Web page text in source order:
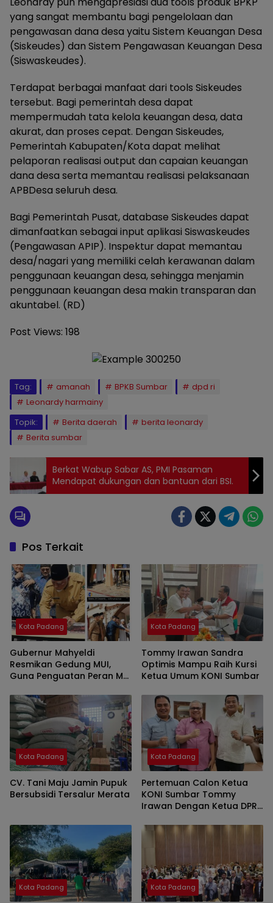
yang sangat membantu bagi pengelolaan dan
pengawasan dana desa yaitu Sistem Keuangan Desa
(Siskeudes) dan Sistem Pengawasan Keuangan Desa
(Siswaskeudes).
Terdapat berbagai manfaat dari tools Siskeudes
tersebut. Bagi pemerintah desa dapat
mempermudah tata kelola keuangan desa, data
akurat, dan proses cepat. Dengan Siskeudes,
Pemerintah Kabupaten/Kota dapat melihat
pelaporan realisasi output dan capaian keuangan
dana desa serta memantau realisasi pelaksanaan
APBDesa seluruh desa.
Bagi Pemerintah Pusat, database Siskeudes dapat
dimanfaatkan sebagai input aplikasi Siswaskeudes
(Pengawasan APIP). Inspektur dapat memantau
desa/nagari yang memiliki celah kerawanan dalam
penggunaan keuangan desa, sehingga menjamin
penggunaan keuangan desa makin transparan dan
akuntabel. (RD)
Post Views: 198
Tag: amanah BPKB Sumbar
dpd ri
Leonardy harmainy
Topik:
Berita daerah
berita leonardy
Berita sumbar
Berkat Wabup Sabar AS, PMI Pasaman
Mendapat dukungan dan bantuan dari BSI.
Pos Terkait
Kota Padang
Gubernur Mahyeldi
Resmikan Gedung MUI,
Guna Penguatan Peran MUI
Umat
Kota Padang
Tommy Irawan Sandra
Optimis Mampu Raih Kursi
Ketua Umum KONI Sumbar
Kota Padang
CV. Tani Maju Jamin Pupuk
Bersubsidi Tersalur Merata
Kota Padang
Pertemuan Calon Ketua
KONI Sumbar Tommy
Irawan Dengan Ketua DPRD
Kekeluargaan
Kota Padang Kota Padang